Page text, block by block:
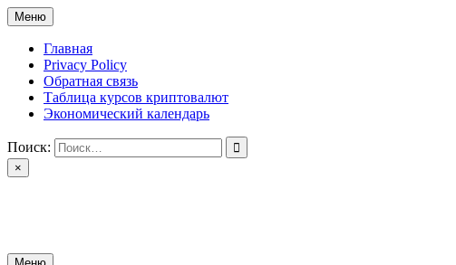
Перейти
к
содержимому
Меню
Главная
Privacy Policy
Обратная связь
Таблица курсов криптовалют
Экономический календарь
Поиск:
×